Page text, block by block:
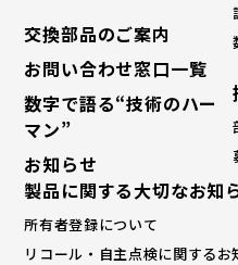
交換部品のご案内
お問い合わせ窓口一覧
数字で語る“技術のハー
マン”
お知らせ
製品に関する大切なお知
所有者登録について
リコール・自主点検に関するお